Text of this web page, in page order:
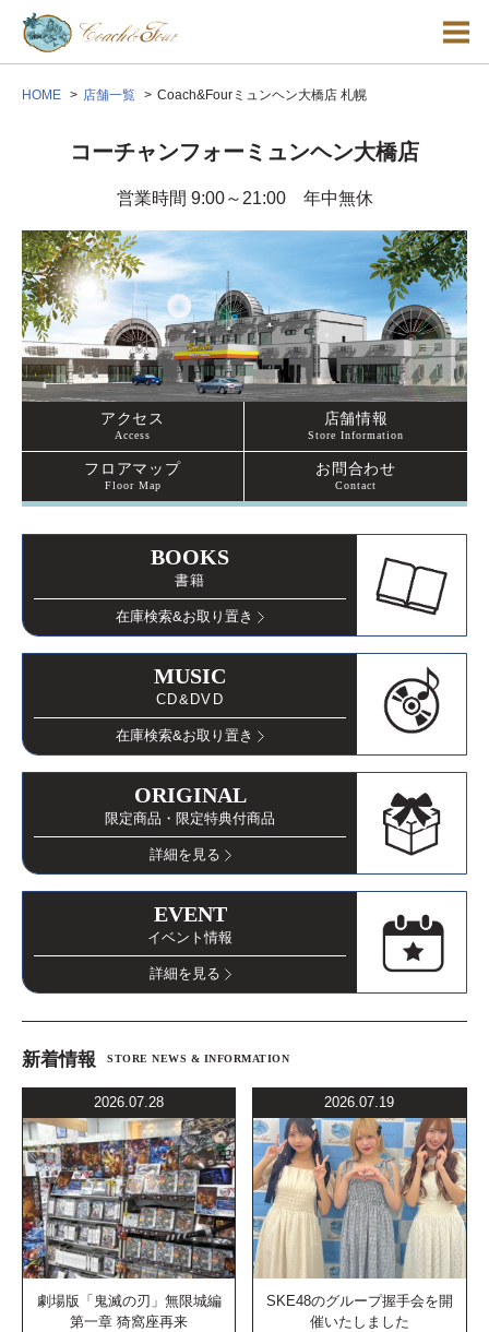
HOME 店舗一覧 Coach&Fourミュンヘン大橋店 札幌
コーチャンフォーミュンヘン大橋店
営業時間 9:00～21:00 年中無休
アクセス
Access
店舗情報
Store Information
フロアマップ
Floor Map
お問合わせ
Contact
BOOKS
書籍
在庫検索&お取り置き
MUSIC
CD&DVD
在庫検索&お取り置き
ORIGINAL
限定商品・限定特典付商品
詳細を見る
EVENT
イベント情報
詳細を見る
新着情報 STORE NEWS & INFORMATION
2026.07.28
劇場版「鬼滅の刃」無限城編
第一章 猗窩座再来
2026.07.19
SKE48のグループ握手会を開
催いたしました